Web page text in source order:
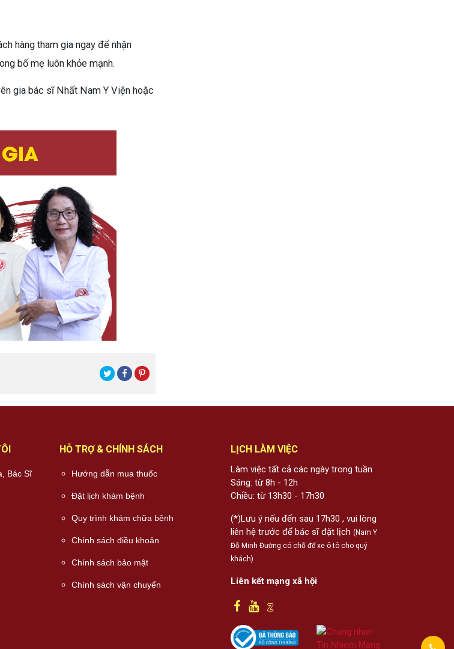
hàng tham gia ngay để nhận
bố mẹ luôn khỏe mạnh.
gia bác sĩ Nhất Nam Y Viện hoặc
Bác Sĩ
HỖ TRỢ & CHÍNH SÁCH
Hướng dẫn mua thuốc
Đặt lịch khám bệnh
Quy trình khám chữa bệnh
Chính sách điều khoản
Chính sách bảo mật
Chính sách vận chuyển
LỊCH LÀM VIỆC
Làm việc tất cả các ngày trong tuần
Sáng: từ 8h - 12h
Chiều: từ 13h30 - 17h30
(*)Lưu ý nếu đến sau 17h30 , vui lòng
liên hệ trước để bác sĩ đặt lịch (Nam Y
Đỗ Minh Đường có chỗ để xe ô tô cho quý
khách)
Liên kết mạng xã hội